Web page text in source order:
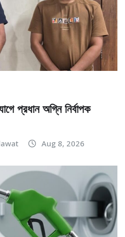
প্রধান অগ্নি নির্বাপক
Aug 8, 2026